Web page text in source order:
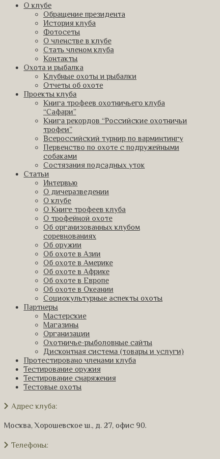
О клубе
Обращение президента
История клуба
Фотосеты
О членстве в клубе
Стать членом клуба
Контакты
Охота и рыбалка
Клубные охоты и рыбалки
Отчеты об охоте
Проекты клуба
Книга трофеев охотничьего клуба
“Сафари”
Книга рекордов “Российские охотничьи
трофеи”
Всероссийский турнир по варминтингу
Первенство по охоте с подружейными
собаками
Состязания подсадных уток
Статьи
Интервью
О дичеразведении
О клубе
О Книге трофеев клуба
О трофейной охоте
Об организованных клубом
соревнованиях
Об оружии
Об охоте в Азии
Об охоте в Америке
Об охоте в Африке
Об охоте в Европе
Об охоте в Океании
Социокультурные аспекты охоты
Партнеры
Мастерские
Магазины
Организации
Охотничье-рыболовные сайты
Дисконтная система (товары и услуги)
Протестировано членами клуба
Тестирование оружия
Тестирование снаряжения
Тестовые охоты
Адрес клуба:
Москва, Хорошевское ш., д. 27, офис 90.
Телефоны: